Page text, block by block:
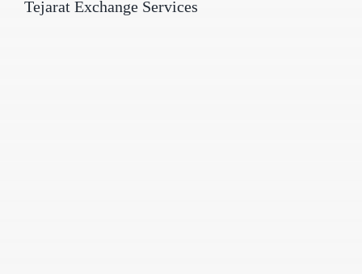
Tejarat Exchange Services